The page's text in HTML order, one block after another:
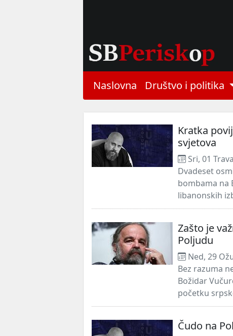
Naslovna Društvo i politika
Kratka
svjetova
Sri, 01
Dvadeset
bombama na
libanonskih
Zašto je
Poljudu
Ned, 29
Bez razuma
Božidar
početku
Čudo na